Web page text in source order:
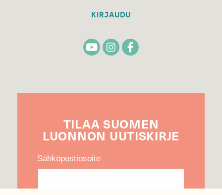
KIRJAUDU
TILAA SUOMEN
LUONNON UUTIS­KIRJE
Sähköpostiosoite